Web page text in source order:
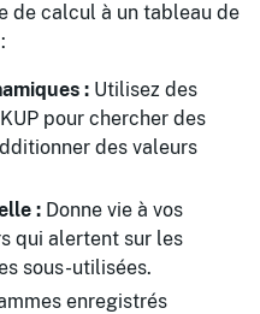
de calcul à un tableau de
: Utilisez des
pour chercher des
des valeurs
: Donne vie à vos
qui alertent sur les
sous-utilisées.
enregistrés